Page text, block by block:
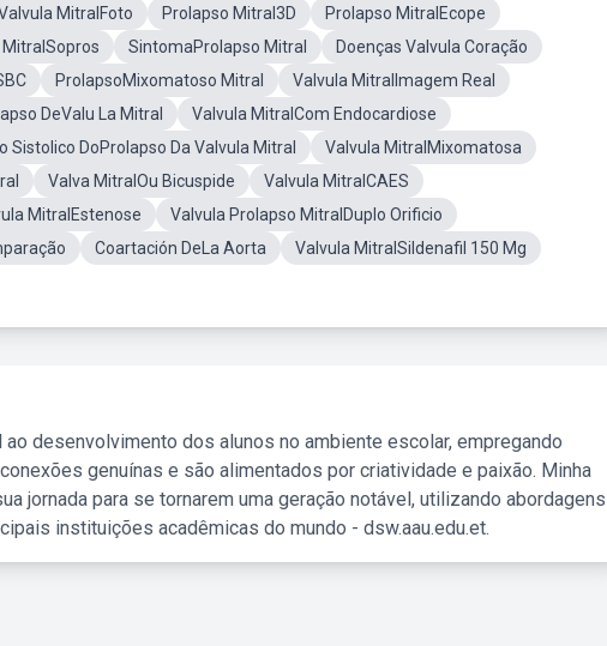
MitralFoto Prolapso Mitral3D
Prolapso MitralEcope
SintomaProlapso Mitral
Doenças Valvula Coração
ProlapsoMixomatoso Mitral
Valvula MitralImagem Real
DeValu La Mitral
Valvula MitralCom Endocardiose
Sistolico DoProlapso Da Valvula Mitral
Valvula MitralMixomatosa
Valva MitralOu Bicuspide
Valvula MitralCAES
MitralEstenose
Valvula Prolapso MitralDuplo Orificio
Coartación DeLa Aorta
Valvula MitralSildenafil 150 Mg
desenvolvimento dos alunos no ambiente escolar, empregando
genuínas e são alimentados por criatividade e paixão. Minha
jornada para se tornarem uma geração notável, utilizando abordagens
instituições acadêmicas do mundo - dsw.aau.edu.et.